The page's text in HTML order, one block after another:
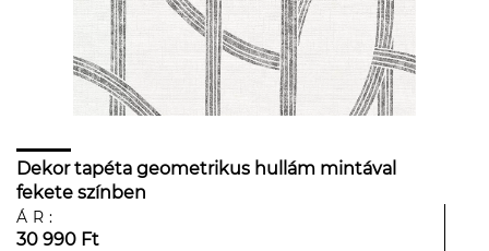
Dekor tapéta geometrikus hullám mintával
fekete színben
ÁR:
30 990 Ft